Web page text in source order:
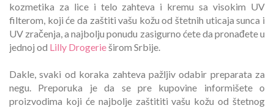
kozmetika za lice i telo zahteva i kremu sa visokim UV
filterom, koji će da zaštiti vašu kožu od štetnih uticaja sunca i
UV zračenja, a najbolju ponudu zasigurno ćete da pronađete u
jednoj od Lilly Drogerieširom Srbije.
Dakle, svaki od koraka zahteva pažljiv odabir preparata za
negu. Preporuka je da se pre kupovine informišete o
proizvodima koji će najbolje zaštititi vašu kožu od štetnog